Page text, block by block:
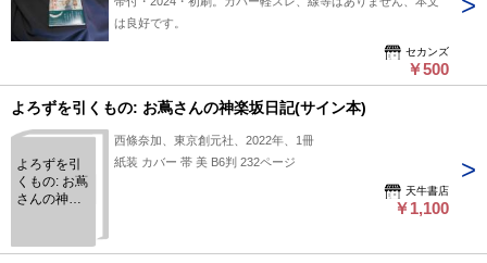
は良好です。
セカンズ
￥500
よろずを引くもの: お蔦さんの神楽坂日記(サイン本)
よろずを引
くもの: お蔦
さんの神楽
西條奈加、東京創元社、2022年、1冊
紙装 カバー 帯 美 B6判 232ページ
天牛書店
￥1,100